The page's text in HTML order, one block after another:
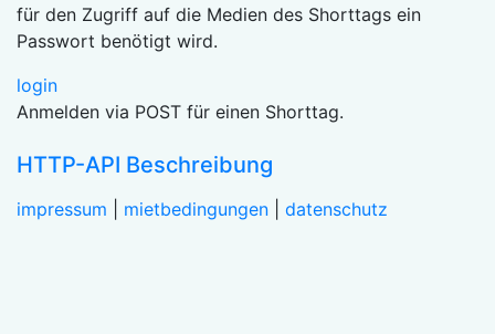
für den Zugriff auf die Medien des Shorttags ein
Passwort benötigt wird.
login
Anmelden via POST für einen Shorttag.
HTTP-API Beschreibung
impressum mietbedingungen datenschutz